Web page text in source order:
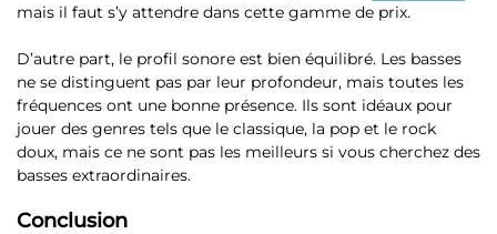
mais il faut s’y attendre dans cette gamme de prix.
D’autre part, le profil sonore est bien équilibré. Les basses
ne se distinguent pas par leur profondeur, mais toutes les
fréquences ont une bonne présence. Ils sont idéaux pour
jouer des genres tels que le classique, la pop et le rock
doux, mais ce ne sont pas les meilleurs si vous cherchez des
basses extraordinaires.
Conclusion